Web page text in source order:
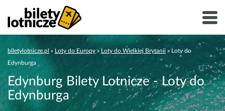
biletylotnicze.pl » Loty do Europy»Loty do Wielkiej Brytanii » Loty do
Edynburga
Edynburg Bilety Lotnicze - Loty do
Edynburga